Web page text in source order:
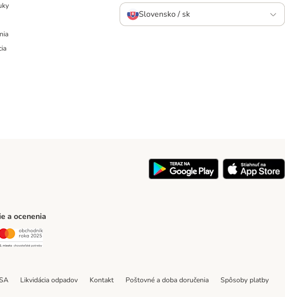
Slovensko / sk
a ocenenia
Security
Likvidácia odpadov Kontakt Poštovné a doba doručenia
Spôsoby platby